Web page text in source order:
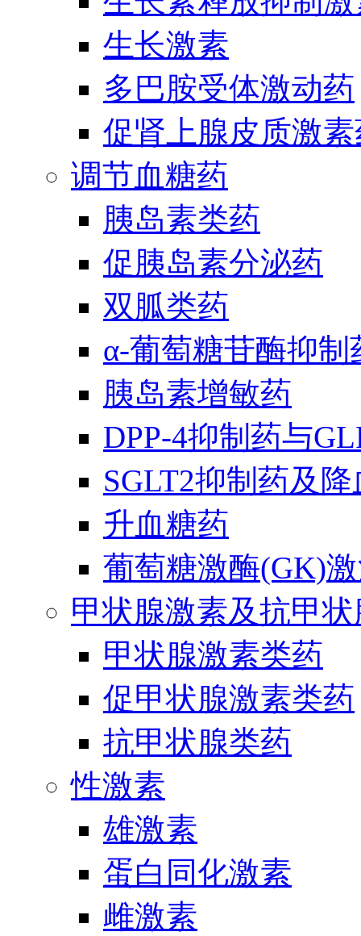
生长激素
多巴胺受体激动药
促肾上腺皮质激
调节血糖药
胰岛素类药
促胰岛素分泌药
双胍类药
α-葡萄糖苷酶抑制
胰岛素增敏药
DPP-4抑制药与
SGLT2抑制药及
升血糖药
葡萄糖激酶(GK)
甲状腺激素及抗甲
甲状腺激素类药
促甲状腺激素类药
抗甲状腺类药
性激素
雄激素
蛋白同化激素
雌激素